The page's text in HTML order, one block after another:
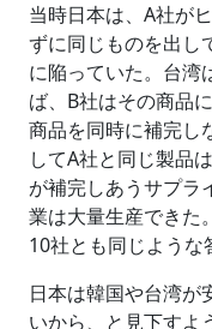
当時日本は、A社が
ずに同じものを出し
に陥っていた。台湾
ば、B社はその商品
商品を同時に補完し
してA社と同じ製品
が補完しあうサプラ
業は大量生産できた
10社とも同じような
日本は韓国や台湾が
いから、と見下すよ